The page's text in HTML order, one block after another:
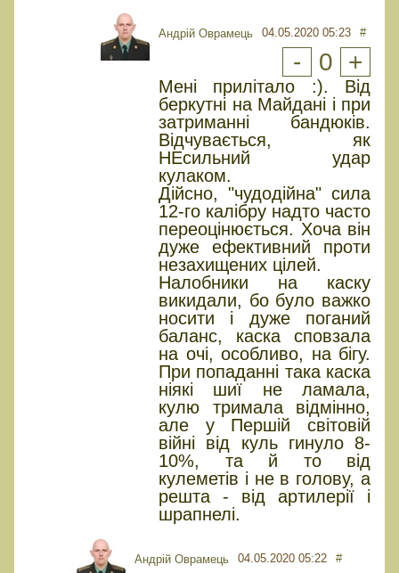
Андрій Оврамець 04.05.2020 05:23 #
- 0 +
Мені прилітало :). Від
беркутні на Майдані і при
затриманні бандюків.
Відчувається, як
НЕсильний удар
кулаком.
Дійсно, "чудодійна" сила
12-го калібру надто часто
переоцінюється. Хоча він
дуже ефективний проти
незахищених цілей.
Налобники на каску
викидали, бо було важко
носити і дуже поганий
баланс, каска сповзала
на очі, особливо, на бігу.
При попаданні така каска
ніякі шиї не ламала,
кулю тримала відмінно,
але у Першій світовій
війні від куль гинуло 8-
10%, та й то від
кулеметів і не в голову, а
решта - від артилерії і
шрапнелі.
Андрій Оврамець 04.05.2020 05:22 #